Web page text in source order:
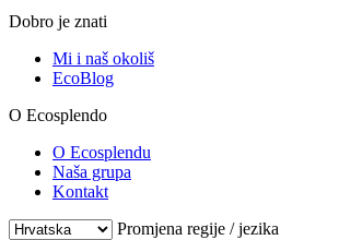
Dobro je znati
Mi i naš okoliš
EcoBlog
O Ecosplendo
O Ecosplendu
Naša grupa
Kontakt
Promjena regije / jezika